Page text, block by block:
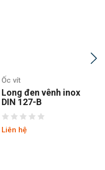
Ốc vít
Long đen vuông DIN
436
Liên hệ